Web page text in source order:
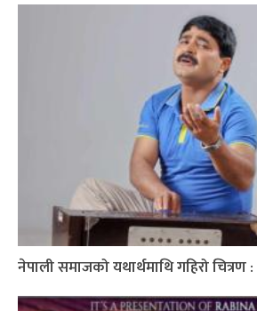
नेपाली समाजको यथार्थमाथि गहिरो चित्रण